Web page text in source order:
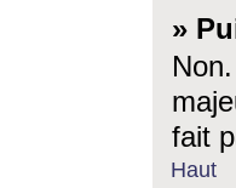
»
fait
Haut